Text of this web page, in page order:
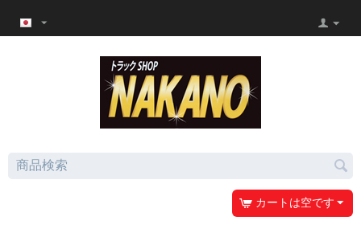
カートは空です